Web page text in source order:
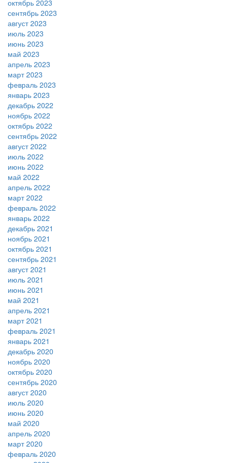
октябрь 2023
сентябрь 2023
август 2023
июль 2023
июнь 2023
май 2023
апрель 2023
март 2023
февраль 2023
январь 2023
декабрь 2022
ноябрь 2022
октябрь 2022
сентябрь 2022
август 2022
июль 2022
июнь 2022
май 2022
апрель 2022
март 2022
февраль 2022
январь 2022
декабрь 2021
ноябрь 2021
октябрь 2021
сентябрь 2021
август 2021
июль 2021
июнь 2021
май 2021
апрель 2021
март 2021
февраль 2021
январь 2021
декабрь 2020
ноябрь 2020
октябрь 2020
сентябрь 2020
август 2020
июль 2020
июнь 2020
май 2020
апрель 2020
март 2020
февраль 2020